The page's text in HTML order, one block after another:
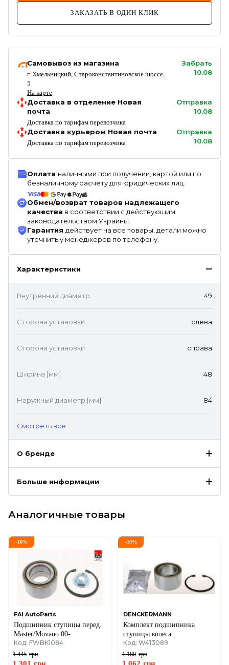
ЗАКАЗАТЬ В ОДИН КЛИК
Самовывоз из магазина
г. Хмельницкий, Староконстантиновское шоссе,
5
На карте
Забрать
10.08
Доставка в отделение Новая
почта
Доставка по тарифам перевозчика
Отправка
10.08
Доставка курьером Новая почта
Доставка по тарифам перевозчика
Отправка
10.08
Оплата наличными при получении, картой или по
безналичному расчету для юридических лиц.
Обмен/возврат товаров надлежащего
качества в соответствии с действующим
законодательством Украины.
Гарантия действует на все товары, детали можно
уточнить у менеджеров по телефону.
Характеристики
Внутренний диаметр 49
Сторона установки слева
Сторона установки справа
Ширина [мм] 48
Наружный диаметр [мм] 84
Cмотреть все
О бренде
Больше информации
Аналогичные товары
-10%
FAI AutoParts
Подшипник ступицы перед.
Master/Movano 00-
Код: FWBK1084
1 445 грн
1 301 грн
-10%
DENCKERMANN
Комплект подшипника
ступицы колеса
Код: W413089
1 180 грн
1 062 грн